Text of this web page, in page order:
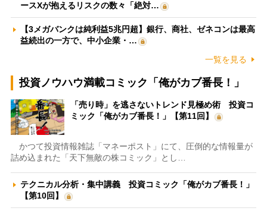
ースXが抱えるリスクの数々「絶対…
【3メガバンクは純利益5兆円超】銀行、商社、ゼネコンは最高
益続出の一方で、中小企業・…
一覧を見る
投資ノウハウ満載コミック「俺がカブ番長！」
「売り時」を逃さないトレンド見極め術 投資コ
ミック「俺がカブ番長！」【第11回】
かつて投資情報雑誌「マネーポスト」にて、圧倒的な情報量が
詰め込まれた「天下無敵の株コミック」とし…
テクニカル分析・集中講義 投資コミック「俺がカブ番長！」
【第10回】